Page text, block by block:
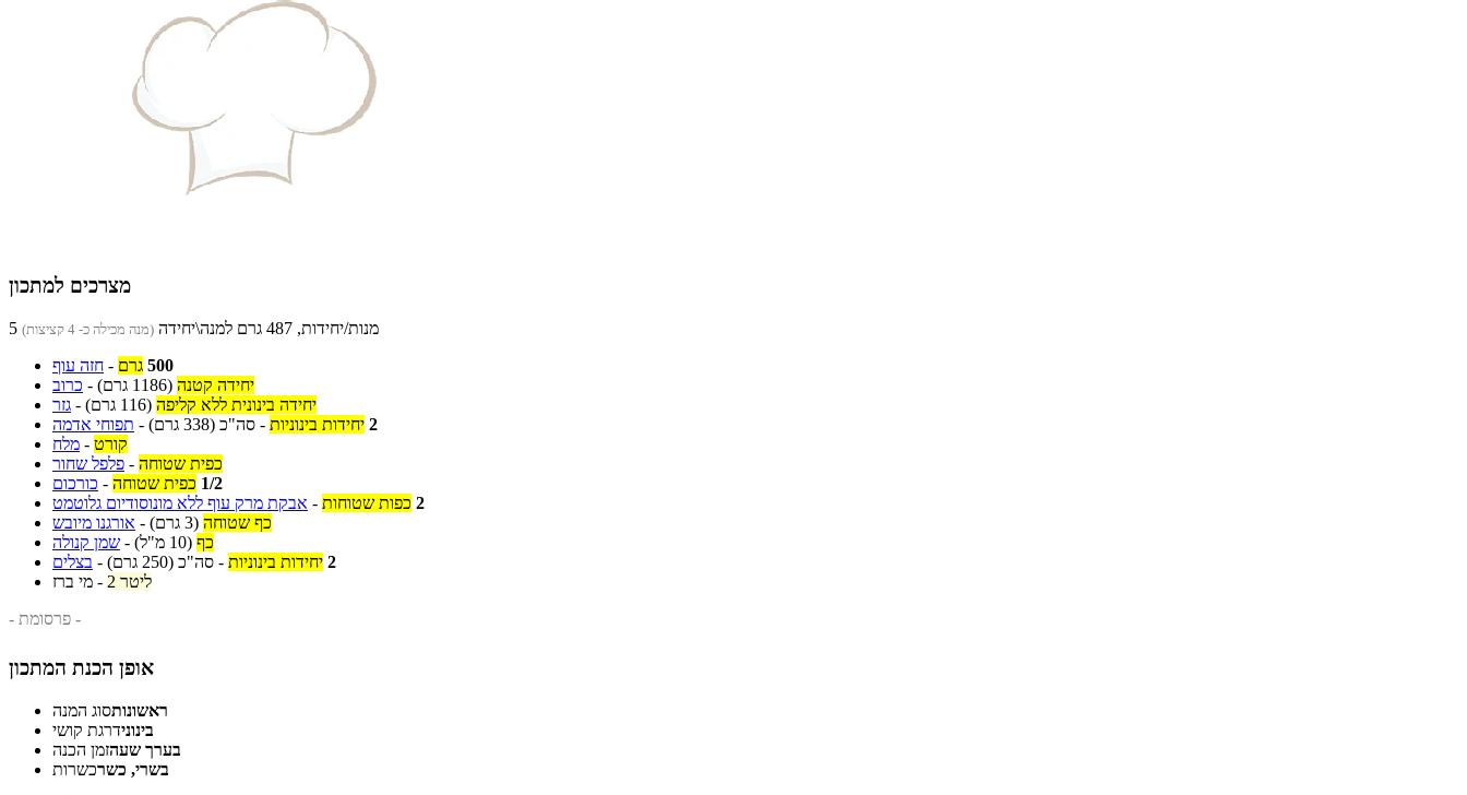
מצרכים למתכון
5 מנות/יחידות, 487 גרם למנה\יחידה (מנה מכילה כ- 4 קציצות)
חזה עוף - 500 גרם
כרוב - יחידה קטנה (1186 גרם)
גזר - יחידה בינונית ללא קליפה (116 גרם)
תפוחי אדמה - 2 יחידות בינוניות - סה"כ (338 גרם)
מלח - קורט
פלפל שחור - כפית שטוחה
כורכום - 1/2 כפית שטוחה
אבקת מרק עוף ללא מונוסודיום גלוטמט - 2 כפות שטוחות
אורגנו מיובש - כף שטוחה (3 גרם)
שמן קנולה - כף (10 מ"ל)
בצלים - 2 יחידות בינוניות - סה"כ (250 גרם)
מי ברז -
2 ליטר
- פרסומת -
אופן הכנת המתכון
ראשונותסוג המנה
בינונידרגת קושי
בערך שעהזמן הכנה
בשרי, כשרכשרות